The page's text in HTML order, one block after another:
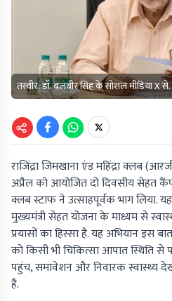
तस्वीर: डॉ. बलबीर सिंह के सोशल मीडिया X से.
राजिंद्रा जिमखाना एंड महिंद्रा क्लब
अप्रैल को आयोजित दो दिवसीय सेहत
क्लब स्टाफ ने उत्साहपूर्वक भाग लिया.
मुख्यमंत्री सेहत योजना के माध्यम से
प्रयासों का हिस्सा है. यह अभियान इस
को किसी भी चिकित्सा आपात स्थिति से
पहुंच, समावेशन और निवारक स्वास्थ्य
है.